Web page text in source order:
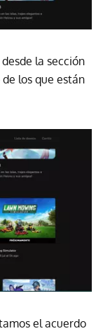
la sección
los que están
el acuerdo